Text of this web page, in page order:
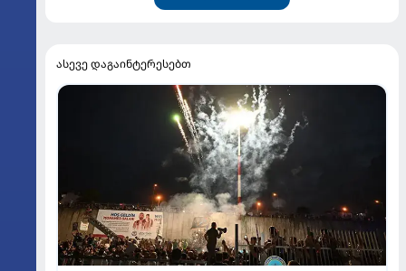
ასევე დაგაინტერესებთ